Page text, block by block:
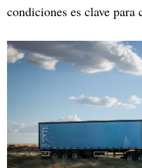
condiciones es clave